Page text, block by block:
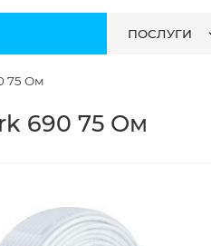
ПОСЛУГИ
75 Ом
690 75 Ом